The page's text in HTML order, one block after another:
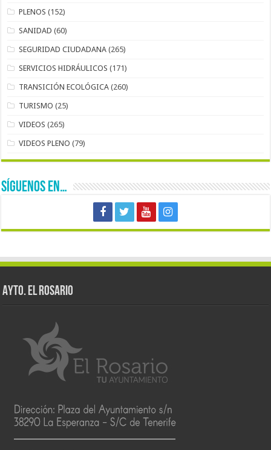
PLENOS (152)
SANIDAD (60)
SEGURIDAD CIUDADANA (265)
SERVICIOS HIDRÁULICOS (171)
TRANSICIÓN ECOLÓGICA (260)
TURISMO (25)
VIDEOS (265)
VIDEOS PLENO (79)
SÍGUENOS EN…
AYTO. EL ROSARIO